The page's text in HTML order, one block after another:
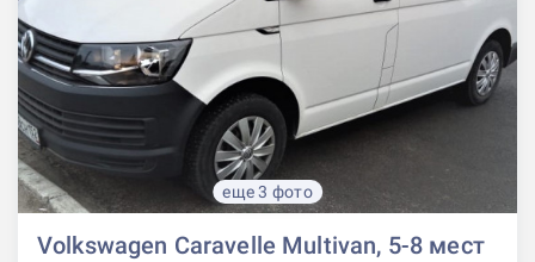
еще 3 фото
Volkswagen Caravelle Multivan, 5-8 мест